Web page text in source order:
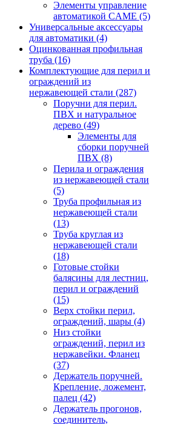
Элементы управление
автоматикой CAME (5)
Универсальные аксессуары
для автоматики (4)
Оцинкованная профильная
труба (16)
Комплектующие для перил и
ограждений из
нержавеющей стали (287)
Поручни для перил.
ПВХ и натуральное
дерево (49)
Элементы для
сборки поручней
ПВХ (8)
Перила и ограждения
из нержавеющей стали
(5)
Труба профильная из
нержавеющей стали
(13)
Труба круглая из
нержавеющей стали
(18)
Готовые стойки
балясины для лестниц,
перил и ограждений
(15)
Верх стойки перил,
ограждений, шары (4)
Низ стойки
ограждений, перил из
нержавейки. Фланец
(37)
Держатель поручней.
Крепление, ложемент,
палец (42)
Держатель прогонов,
соединитель,